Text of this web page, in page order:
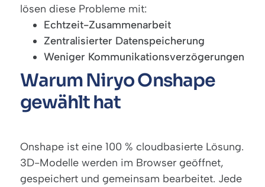
lösen diese Probleme mit:
Echtzeit-Zusammenarbeit
Zentralisierter Datenspeicherung
Weniger Kommunikationsverzögerungen
Warum Niryo Onshape
gewählt hat
Onshape ist eine 100 % cloudbasierte Lösung.
3D-Modelle werden im Browser geöffnet,
gespeichert und gemeinsam bearbeitet. Jede